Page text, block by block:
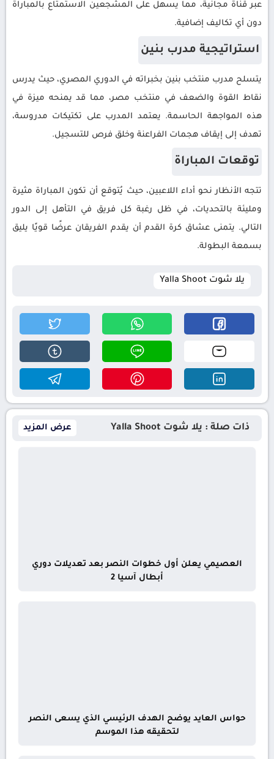
عبر قناة مجانية، مما يسهل على المشجعين الاستمتاع بالمباراة
دون أي تكاليف إضافية.
استراتيجية مدرب بنين
يتسلح مدرب منتخب بنين بخبراته في الدوري المصري، حيث يدرس
نقاط القوة والضعف في منتخب مصر، مما قد يمنحه ميزة في
هذه المواجهة الحاسمة. يعتمد المدرب على تكتيكات مدروسة،
تهدف إلى إيقاف هجمات الفراعنة وخلق فرص للتسجيل.
توقعات المباراة
تتجه الأنظار نحو أداء اللاعبين، حيث يُتوقع أن تكون المباراة مثيرة
ومليئة بالتحديات، في ظل رغبة كل فريق في التأهل إلى الدور
التالي. يتمنى عشاق كرة القدم أن يقدم الفريقان عرضًا قويًا يليق
بسمعة البطولة.
يلا شوت Yalla Shoot
ذات صلة : يلا شوت Yalla Shoot عرض المزيد
العصيمي يعلن أول خطوات النصر بعد تعديلات دوري
أبطال آسيا 2
حواس العايد يوضح الهدف الرئيسي الذي يسعى النصر
لتحقيقه هذا الموسم